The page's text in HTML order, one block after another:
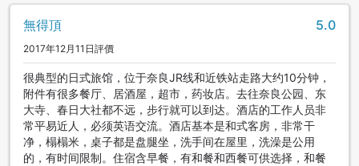
無得頂 5.0
2017年12月11日評價
很典型的日式旅馆，位于奈良JR线和近铁站走路大约10分钟，
附件有很多餐厅、居酒屋，超市，药妆店。去往奈良公园、东
大寺、春日大社都不远，步行就可以到达。酒店的工作人员非
常平易近人，必须英语交流。酒店基本是和式客房，非常干
净，榻榻米，桌子都是盘腿坐，洗手间在屋里，洗澡是公用
的，有时间限制。住宿含早餐，有和餐和西餐可供选择，和餐